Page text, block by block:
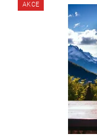
AKCE